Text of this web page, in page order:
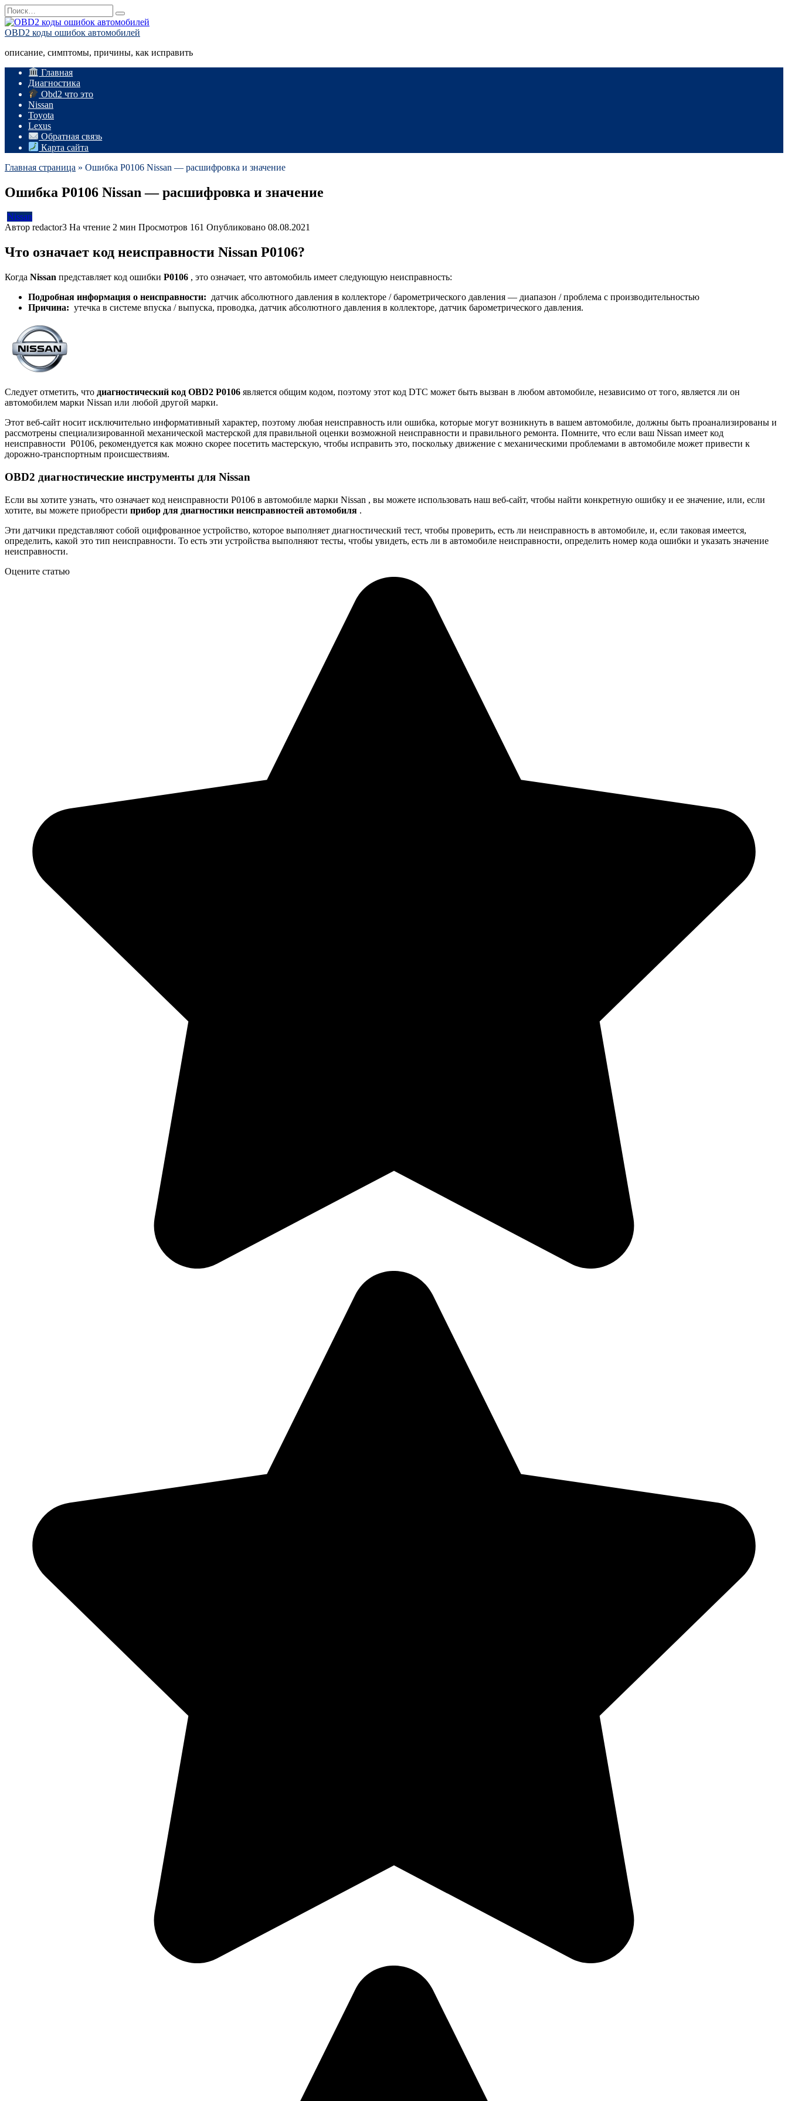
Перейти
к
содержанию
Search
for:
OBD2 коды ошибок автомобилей
описание, симптомы, причины, как исправить
Главная
Диагностика
Obd2 что это
Nissan
Toyota
Lexus
Обратная связь
Карта сайта
Главная страница » Ошибка P0106 Nissan — расшифровка и значение
Ошибка P0106 Nissan — расшифровка и значение
Nissan
Автор redactor3 На чтение 2 мин Просмотров 161 Опубликовано 08.08.2021
Что означает код неисправности Nissan P0106?
Когда Nissan представляет код ошибки P0106 , это означает, что автомобиль имеет следующую неисправность:
Подробная информация о неисправности: датчик абсолютного давления в коллекторе / барометрического давления — диапазон / проблема с производительностью
Причина: утечка в системе впуска / выпуска, проводка, датчик абсолютного давления в коллекторе, датчик барометрического давления.
Следует отметить, что диагностический код OBD2 P0106 является общим кодом, поэтому этот код DTC может быть вызван в любом автомобиле, независимо от того, является ли он
автомобилем марки Nissan или любой другой марки.
Этот веб-сайт носит исключительно информативный характер, поэтому любая неисправность или ошибка, которые могут возникнуть в вашем автомобиле, должны быть проанализированы и
рассмотрены специализированной механической мастерской для правильной оценки возможной неисправности и правильного ремонта. Помните, что если ваш Nissan имеет код
неисправности P0106, рекомендуется как можно скорее посетить мастерскую, чтобы исправить это, поскольку движение с механическими проблемами в автомобиле может привести к
дорожно-транспортным происшествиям.
OBD2 диагностические инструменты для Nissan
Если вы хотите узнать, что означает код неисправности P0106 ​​в автомобиле марки Nissan , вы можете использовать наш веб-сайт, чтобы найти конкретную ошибку и ее значение, или, если
хотите, вы можете приобрести прибор для диагностики неисправностей автомобиля .
Эти датчики представляют собой оцифрованное устройство, которое выполняет диагностический тест, чтобы проверить, есть ли неисправность в автомобиле, и, если таковая имеется,
определить, какой это тип неисправности. То есть эти устройства выполняют тесты, чтобы увидеть, есть ли в автомобиле неисправности, определить номер кода ошибки и указать значение
неисправности.
Оцените статью